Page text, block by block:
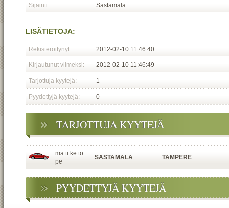
Sijainti: Sastamala
LISÄTIETOJA:
Rekisteröitynyt 2012-02-10 11:46:40
Kirjautunut viimeksi: 2012-02-10 11:46:49
Tarjottuja kyytejä: 1
Pyydettyjä kyytejä: 0
TARJOTTUJA KYYTEJÄ
ma ti ke to
pe
SASTAMALA TAMPERE
PYYDETTYJÄ KYYTEJÄ